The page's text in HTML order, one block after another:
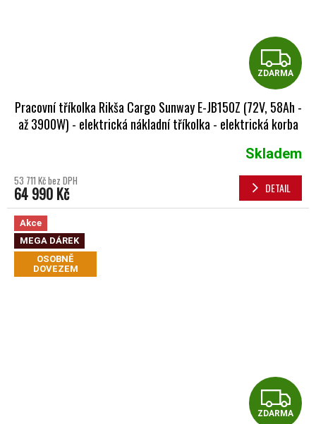
ZDARMA
Pracovní tříkolka Rikša Cargo Sunway E-JB150Z (72V, 58Ah -
až 3900W) - elektrická nákladní tříkolka - elektrická korba
Skladem
53 711 Kč bez DPH
64 990 Kč DETAIL
Akce
MEGA DÁREK
OSOBNĚ
DOVEZEM
ZDARMA